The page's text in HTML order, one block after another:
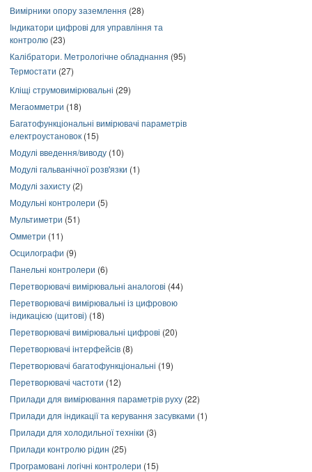
Вимірники опору заземлення (28)
Індикатори цифрові для управління та
контролю (23)
Калібратори. Метрологічне обладнання (95)
Термостати (27)
Кліщі струмовимірювальні (29)
Мегаомметри (18)
Багатофункціональні вимірювачі параметрів
електроустановок (15)
Модулі введення/виводу (10)
Модулі гальванічної розв'язки (1)
Модулі захисту (2)
Модульні контролери (5)
Мультиметри (51)
Омметри (11)
Осцилографи (9)
Панельні контролери (6)
Перетворювачі вимірювальні аналогові (44)
Перетворювачі вимірювальні із цифровою
індикацією (щитові) (18)
Перетворювачі вимірювальні цифрові (20)
Перетворювачі інтерфейсів (8)
Перетворювачі багатофункціональні (19)
Перетворювачі частоти (12)
Прилади для вимірювання параметрів руху (22)
Прилади для індикації та керування засувками (1)
Прилади для холодильної техніки (3)
Прилади контролю рідин (25)
Програмовані логічні контролери (15)